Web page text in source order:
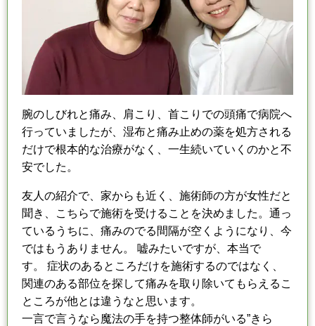
腕のしびれと痛み、肩こり、首こりでの頭痛で病院へ
行っていましたが、 湿布と痛み止めの薬を処方される
だけで根本的な治療がなく、 一生続いていくのかと不
安でした。
友人の紹介で、家からも近く、施術師の方が女性だと
聞き、
こちらで施術を受けることを決めました。 通っ
ているうちに、痛みのでる間隔が空くようになり、 今
ではもうありません。 嘘みたいですが、本当で
す。
症状のあるところだけを施術するのではなく、
関連のある部位を探して痛みを取り除いてもらえるこ
ところが他とは違うなと思います。
一言で言うなら魔法の手を持つ整体師がいる”きら